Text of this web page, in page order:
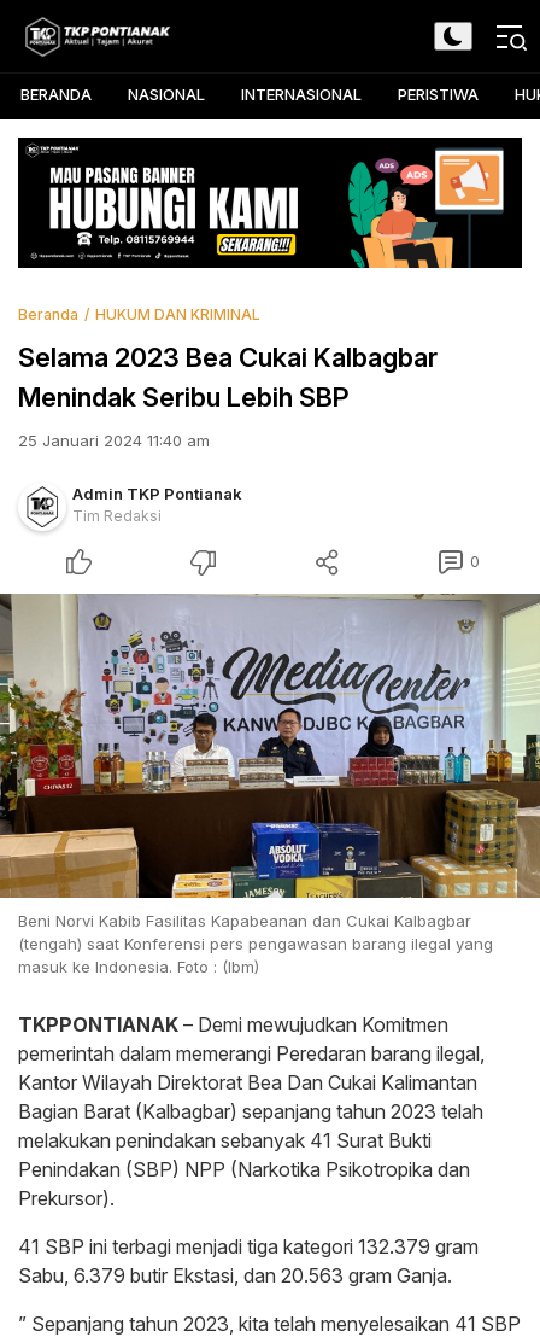
TKP Pontianak
Aktual, Tajam, dan Akurat
BERANDA NASIONAL INTERNASIONAL PERISTIWA
Beranda HUKUM DAN KRIMINAL
Selama 2023 Bea Cukai Kalbagbar
Menindak Seribu Lebih SBP
25 Januari 2024 11:40 am
Admin TKP Pontianak
Tim Redaksi
0
Beni Norvi Kabib Fasilitas Kapabeanan dan Cukai Kalbagbar
(tengah) saat Konferensi pers pengawasan barang ilegal yang
masuk ke Indonesia. Foto : (Ibm)
TKPPONTIANAK – Demi mewujudkan Komitmen
pemerintah dalam memerangi Peredaran barang ilegal,
Kantor Wilayah Direktorat Bea Dan Cukai Kalimantan
Bagian Barat (Kalbagbar) sepanjang tahun 2023 telah
melakukan penindakan sebanyak 41 Surat Bukti
Penindakan (SBP) NPP (Narkotika Psikotropika dan
Prekursor).
41 SBP ini terbagi menjadi tiga kategori 132.379 gram
Sabu, 6.379 butir Ekstasi, dan 20.563 gram Ganja.
” Sepanjang tahun 2023, kita telah menyelesaikan 41 SBP